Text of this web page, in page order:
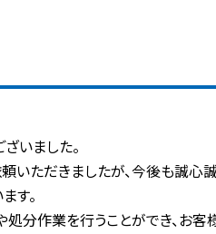
いました。
いただきましたが、今後も誠心
す。
分作業を行うことができ、お客